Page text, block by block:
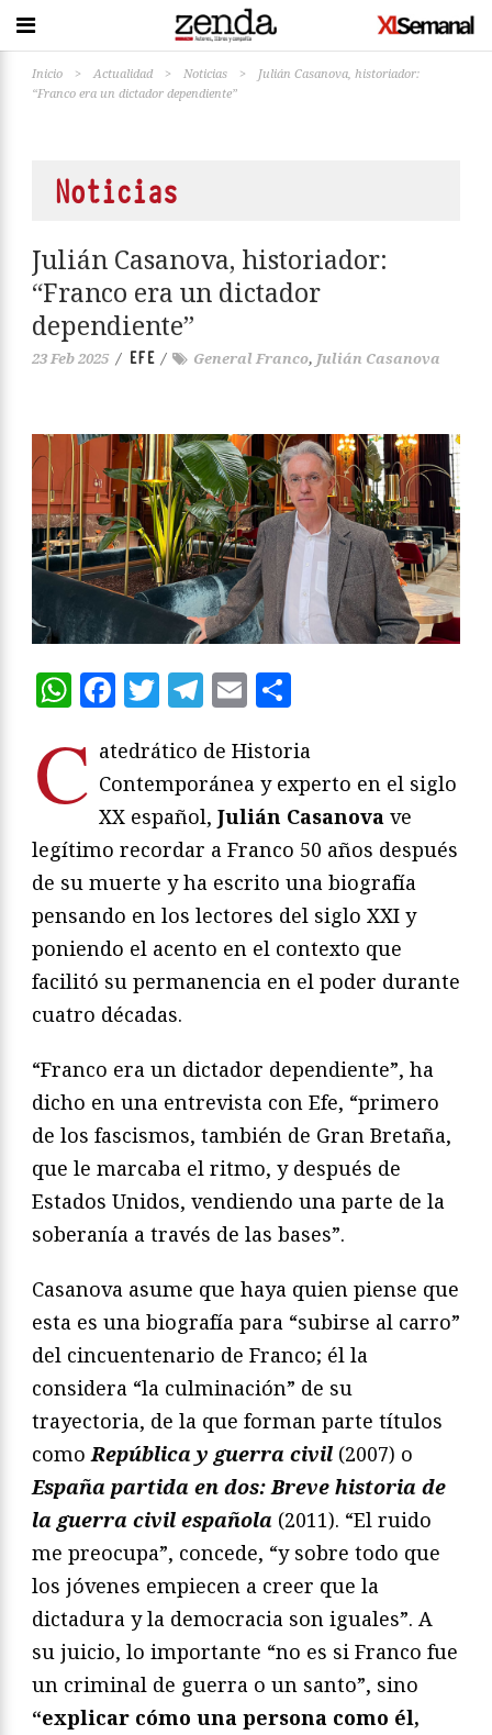
Inicio > Actualidad > Noticias >
Julián Casanova, historiador:
“Franco era un dictador dependiente”
Noticias
Julián Casanova, historiador:
“Franco era un dictador
dependiente”
23 Feb 2025 / EFE / General Franco, Julián Casanova
WhatsApp
Facebook
Twitter
Telegram
Email
C atedrático de Historia
Contemporánea y experto en el siglo
XX español, Julián Casanova ve
legítimo recordar a Franco 50 años después
de su muerte y ha escrito una biografía
pensando en los lectores del siglo XXI y
poniendo el acento en el contexto que
facilitó su permanencia en el poder durante
cuatro décadas.
“Franco era un dictador dependiente”, ha
dicho en una entrevista con Efe, “primero
de los fascismos, también de Gran Bretaña,
que le marcaba el ritmo, y después de
Estados Unidos, vendiendo una parte de la
soberanía a través de las bases”.
Casanova asume que haya quien piense que
esta es una biografía para “subirse al carro”
del cincuentenario de Franco; él la
considera “la culminación” de su
trayectoria, de la que forman parte títulos
comoRepública y guerra civil (2007) o
España partida en dos: Breve historia de
la guerra civil española (2011). “El ruido
me preocupa”, concede, “y sobre todo que
los jóvenes empiecen a creer que la
dictadura y la democracia son iguales”. A
su juicio, lo importante “no es si Franco fue
un criminal de guerra o un santo”, sino
“explicar cómo una persona como él,